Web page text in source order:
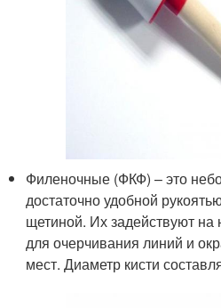
Филеночные (ФКФ) – это
достаточно удобной
щетиной. Их задействуют
для очерчивания линий и
мест. Диаметр кисти